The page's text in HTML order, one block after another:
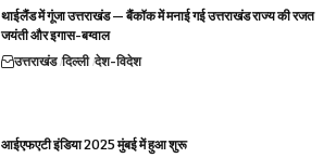
थाईलैंड में गूंजा उत्तराखंड — बैंकॉक में मनाई गई उत्तराखंड राज्य की रजत
जयंती और इगास-बग्वाल
उत्तराखंड दिल्ली देश-विदेश
आईएफएटी इंडिया 2025 मुंबई में हुआ शुरू